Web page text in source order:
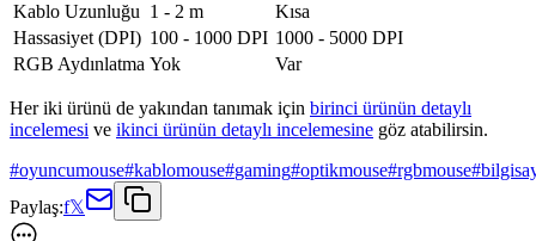
Kablo Uzunluğu 1 - 2 m
Kısa
Hassasiyet (DPI) 100 - 1000 DPI 1000 - 5000 DPI
RGB Aydınlatma Yok Var
Her iki ürünü de yakından tanımak için birinci ürünün detaylı
incelemesi ve ikinci ürünün detaylı incelemesine göz atabilirsin.
#oyuncumouse#kablomouse#gaming#optikmouse#rgbmouse#
Paylaş:f𝕏